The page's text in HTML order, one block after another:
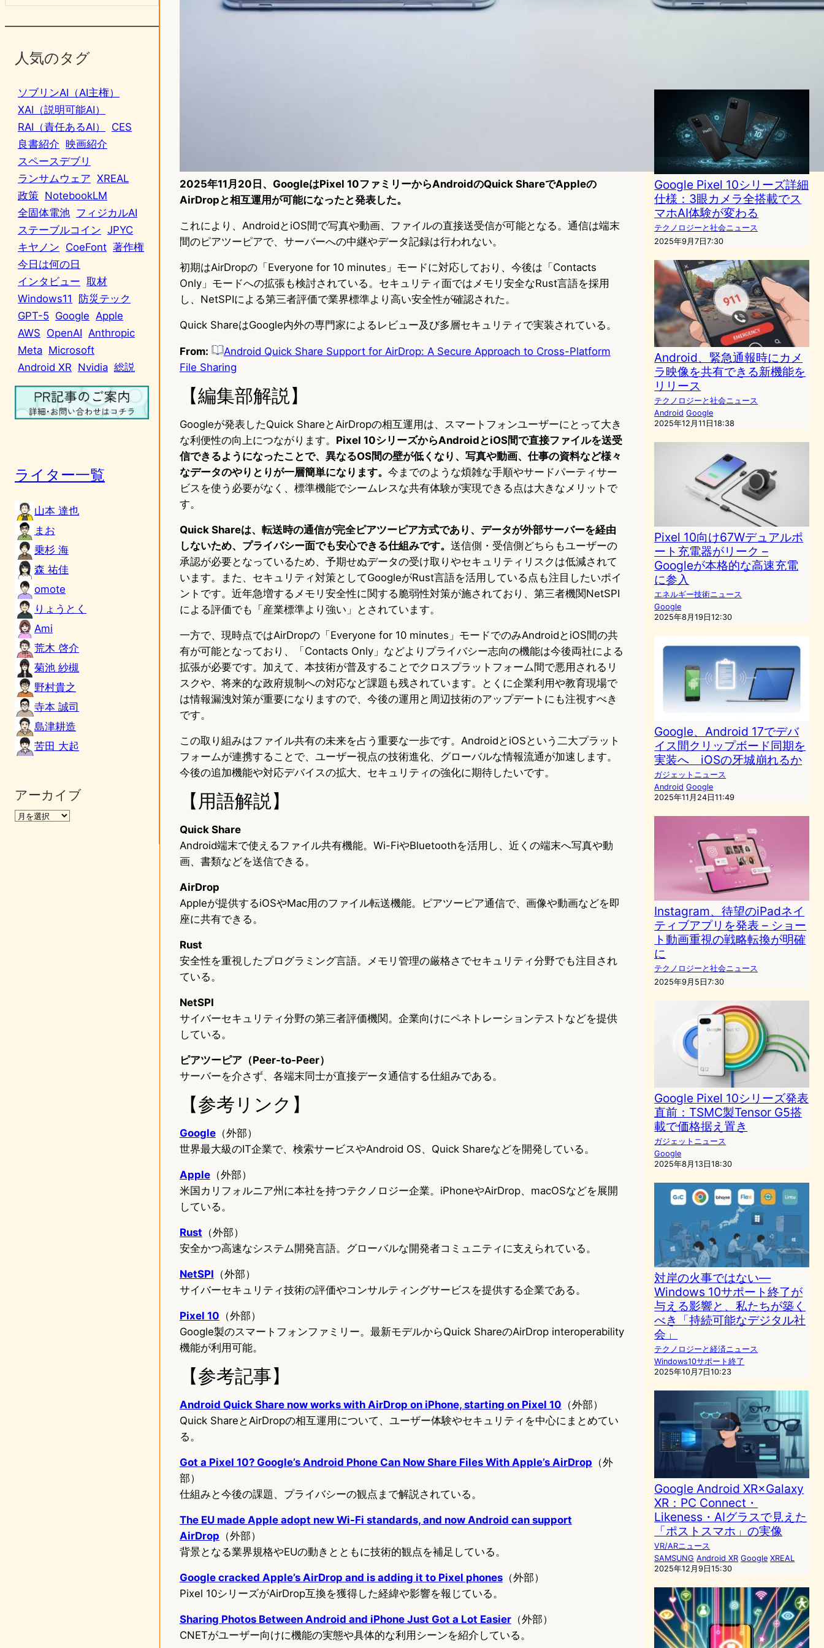
人気のタグ
ソブリンAI（AI主権）
XAI（説明可能AI）
RAI（責任あるAI）
CES
良書紹介 映画紹介
スペースデブリ
ランサムウェア XREAL
政策 NotebookLM
全固体電池 フィジカルAI
ステーブルコイン JPYC
キヤノン CoeFont 著作権
今日は何の日
インタビュー 取材
Windows11
防災テック
GPT-5 Google Apple
AWS OpenAI Anthropic
Meta Microsoft
Android XR Nvidia 総説
ライター一覧
山本 達也
まお
乗杉 海
森 祐佳
omote
りょうとく
Ami
荒木 啓介
菊池 紗槻
野村貴之
寺本 誠司
島津耕造
苦田 大起
アーカイブ
2025年11月20日、GoogleはPixel 10ファミリーからAndroidのQuick ShareでAppleの
AirDropと相互運用が可能になったと発表した。
これにより、AndroidとiOS間で写真や動画、ファイルの直接送受信が可能となる。通信は端末
間のピアツーピアで、サーバーへの中継やデータ記録は行われない。
初期はAirDropの「Everyone for 10 minutes」モードに対応しており、今後は「Contacts
Only」モードへの拡張も検討されている。セキュリティ面ではメモリ安全なRust言語を採用
し、NetSPIによる第三者評価で業界標準より高い安全性が確認された。
Quick ShareはGoogle内外の専門家によるレビュー及び多層セキュリティで実装されている。
From:
Android Quick Share Support for AirDrop: A Secure Approach to Cross-Platform
File Sharing
【編集部解説】
Googleが発表したQuick ShareとAirDropの相互運用は、スマートフォンユーザーにとって大き
な利便性の向上につながります。 Pixel 10シリーズからAndroidとiOS間で直接ファイルを送受
信できるようになったことで、異なるOS間の壁が低くなり、写真や動画、仕事の資料など様々
なデータのやりとりが一層簡単になります。 今までのような煩雑な手順やサードパーティサー
ビスを使う必要がなく、標準機能でシームレスな共有体験が実現できる点は大きなメリットで
す。
Quick Shareは、転送時の通信が完全ピアツーピア方式であり、データが外部サーバーを経由
しないため、プライバシー面でも安心できる仕組みです。 送信側・受信側どちらもユーザーの
承認が必要となっているため、予期せぬデータの受け取りやセキュリティリスクは低減されて
います。また、セキュリティ対策としてGoogleがRust言語を活用している点も注目したいポイ
ントです。近年急増するメモリ安全性に関する脆弱性対策が施されており、第三者機関NetSPI
による評価でも「産業標準より強い」とされています。
一方で、現時点ではAirDropの「Everyone for 10 minutes」モードでのみAndroidとiOS間の共
有が可能となっており、「Contacts Only」などよりプライバシー志向の機能は今後両社による
拡張が必要です。加えて、本技術が普及することでクロスプラットフォーム間で悪用されるリ
スクや、将来的な政府規制への対応など課題も残されています。とくに企業利用や教育現場で
は情報漏洩対策が重要になりますので、今後の運用と周辺技術のアップデートにも注視すべき
です。
この取り組みはファイル共有の未来を占う重要な一歩です。AndroidとiOSという二大プラット
フォームが連携することで、ユーザー視点の技術進化、グローバルな情報流通が加速します。
今後の追加機能や対応デバイスの拡大、セキュリティの強化に期待したいです。
【用語解説】
Quick Share
Android端末で使えるファイル共有機能。Wi-FiやBluetoothを活用し、近くの端末へ写真や動
画、書類などを送信できる。
AirDrop
Appleが提供するiOSやMac用のファイル転送機能。ピアツーピア通信で、画像や動画などを即
座に共有できる。
Rust
安全性を重視したプログラミング言語。メモリ管理の厳格さでセキュリティ分野でも注目され
ている。
NetSPI
サイバーセキュリティ分野の第三者評価機関。企業向けにペネトレーションテストなどを提供
している。
ピアツーピア（Peer-to-Peer）
サーバーを介さず、各端末同士が直接データ通信する仕組みである。
【参考リンク】
Google（外部）
世界最大級のIT企業で、検索サービスやAndroid OS、Quick Shareなどを開発している。
Apple（外部）
米国カリフォルニア州に本社を持つテクノロジー企業。iPhoneやAirDrop、macOSなどを展開
している。
Rust （外部）
安全かつ高速なシステム開発言語。グローバルな開発者コミュニティに支えられている。
NetSPI （外部）
サイバーセキュリティ技術の評価やコンサルティングサービスを提供する企業である。
Pixel 10 （外部）
Google製のスマートフォンファミリー。最新モデルからQuick ShareのAirDrop interoperability
機能が利用可能。
【参考記事】
Android Quick Share now works with AirDrop on iPhone, starting on Pixel 10 （外部）
Quick ShareとAirDropの相互運用について、ユーザー体験やセキュリティを中心にまとめてい
る。
Got a Pixel 10? Google’s Android Phone Can Now Share Files With Apple’s AirDrop （外
部）
仕組みと今後の課題、プライバシーの観点まで解説されている。
The EU made Apple adopt new Wi-Fi standards, and now Android can support
AirDrop （外部）
背景となる業界規格やEUの動きとともに技術的観点を補足している。
Google cracked Apple’s AirDrop and is adding it to Pixel phones（外部）
Pixel 10シリーズがAirDrop互換を獲得した経緯や影響を報じている。
Sharing Photos Between Android and iPhone Just Got a Lot Easier（外部）
CNETがユーザー向けに機能の実態や具体的な利用シーンを紹介している。
表｜業界初IP68防水・防塵で
Google Pixel 10シリーズ詳細
仕様：3眼カメラ全搭載でス
マホAI体験が変わる
テクノロジーと社会ニュース
2025年9月7日7:30
Android、緊急通報時にカメ
ラ映像を共有できる新機能を
リリース
テクノロジーと社会ニュース
Android Google
2025年12月11日18:38
Pixel 10向け67Wデュアルポ
ート充電器がリーク –
Googleが本格的な高速充電
に参入
エネルギー技術ニュース
Google
2025年8月19日12:30
Google、Android 17でデバ
イス間クリップボード同期を
実装へ iOSの牙城崩れるか
ガジェットニュース
Android Google
2025年11月24日11:49
Instagram、待望のiPadネイ
ティブアプリを発表 – ショー
ト動画重視の戦略転換が明確
に
テクノロジーと社会ニュース
2025年9月5日7:30
Google Pixel 10シリーズ発表
直前：TSMC製Tensor G5搭
載で価格据え置き
ガジェットニュース
Google
2025年8月13日18:30
対岸の火事ではない—
Windows 10サポート終了が
与える影響と、私たちが築く
べき「持続可能なデジタル社
会」
テクノロジーと経済ニュース
Windows10サポート終了
2025年10月7日10:23
Google Android XR×Galaxy
XR：PC Connect・
Likeness・AIグラスで見えた
「ポストスマホ」の実像
VR/ARニュース
SAMSUNG Android XR Google XREAL
2025年12月9日15:30